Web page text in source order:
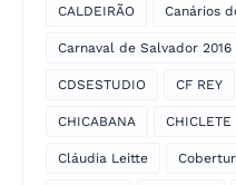
CALDEIRÃO Canários
Carnaval de Salvador 2016
CDSESTUDIO CF REY
CHICABANA CHICLETE
Cláudia Leitte